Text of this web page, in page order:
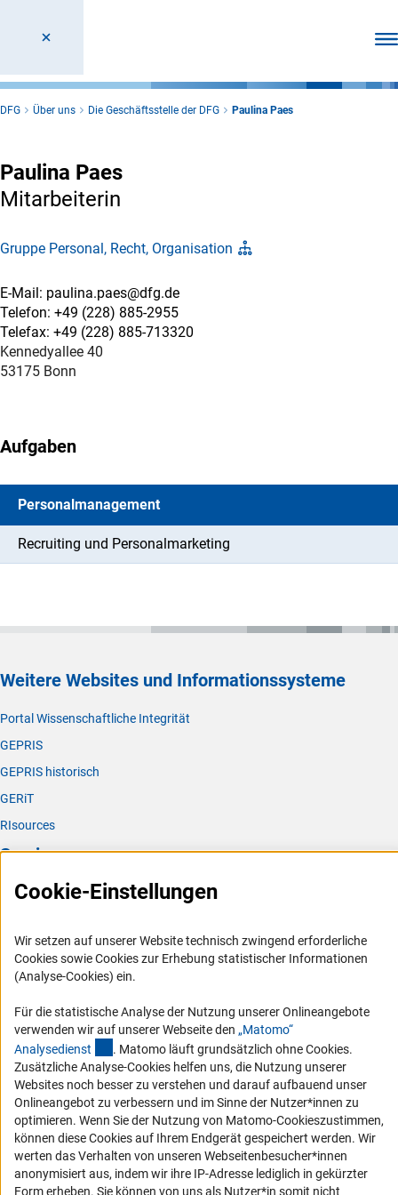
DFG Über uns Die Geschäftsstelle der DFG Paulina Paes
Paulina Paes
Mitarbeiterin
Gruppe Personal, Recht, Organisation
E-Mail: paulina.paes@dfg.de
Telefon: +49 (228) 885-2955
Telefax: +49 (228) 885-713320
Kennedyallee 40
53175 Bonn
Aufgaben
Personalmanagement
Recruiting und Personalmarketing
Weitere Websites und Informationssysteme
Portal Wissenschaftliche Integrität
GEPRIS
GEPRIS historisch
GERiT
RIsources
Service
Presse
Karriere
Logo und Corporate Design
Compliance
Vergabeverfahren
Barrierefreiheit
Service und Informationen für Menschen mit Behinderungen
Erklärung zur Barrierefreiheit
Barriere melden
Cookie-Einstellungen
Wir setzen auf unserer Website technisch zwingend erforderliche
Cookies sowie Cookies zur Erhebung statistischer Informationen
(Analyse-Cookies) ein.
Für die statistische Analyse der Nutzung unserer Onlineangebote
verwenden wir auf unserer Webseite den „Matomo“
Analysedienst (externer Link)
. Matomo läuft grundsätzlich ohne Cookies.
Zusätzliche Analyse-Cookies helfen uns, die Nutzung unserer
Websites noch besser zu verstehen und darauf aufbauend unser
Onlineangebot zu verbessern und im Sinne der Nutzer*innen zu
optimieren. Wenn Sie der Nutzung von Matomo-Cookieszustimmen,
können diese Cookies auf Ihrem Endgerät gespeichert werden. Wir
werten das Verhalten von unseren Webseitenbesucher*innen
anonymisiert aus, indem wir ihre IP-Adresse lediglich in gekürzter
Form erheben. Sie können von uns als Nutzer*in somit nicht